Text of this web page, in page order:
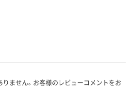
ません。お客様のレビューコメントをお